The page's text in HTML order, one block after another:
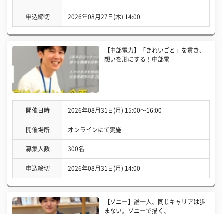
申込締切 2026年08月27日(木) 14:00
【中部電力】「きれいごと」を貫き、
想いを形にする！中部電
開催日時 2026年08月31日(月) 15:00〜16:00
開催場所 オンラインにて実施
募集人数 300名
申込締切 2026年08月31日(月) 14:00
【ソニー】誰一人、同じキャリアは歩
まない。ソニーで描く、